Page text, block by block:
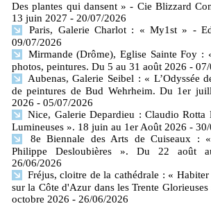
Des plantes qui dansent » - Cie Blizzard
13 juin 2027 - 20/07/2026
Paris, Galerie Charlot : « My1st » -
09/07/2026
Mirmande (Drôme), Eglise Sainte Foy :
photos, peintures. Du 5 au 31 août 2026 -
Aubenas, Galerie Seibel : « L’Odyssée
de peintures de Bud Wehrheim. Du 1er
2026 - 05/07/2026
Nice, Galerie Depardieu : Claudio Rotta
Lumineuses ». 18 juin au 1er Août 2026 -
8e Biennale des Arts de Cuiseaux :
Philippe Desloubières ». Du 22 août
26/06/2026
Fréjus, cloitre de la cathédrale : «
sur la Côte d'Azur dans les Trente
octobre 2026 - 26/06/2026